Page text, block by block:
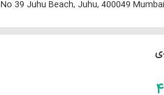
No 39 Juhu Beach, Juhu, 400049
۴